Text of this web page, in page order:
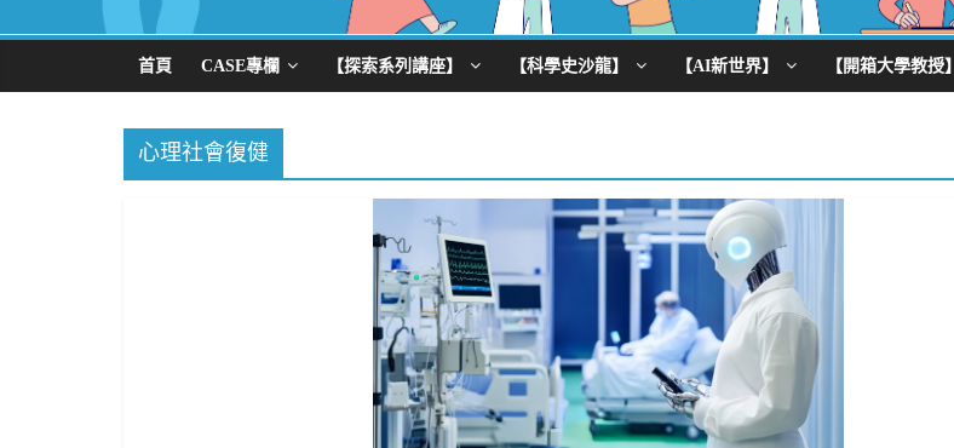
首頁 CASE專欄 【探索系列講座】 【科學史沙龍】 【AI新世界】 【開箱大學教授】
心理社會復健